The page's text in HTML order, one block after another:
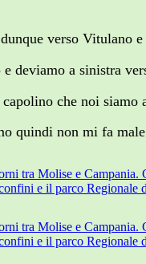
verso Vitulano
deviamo a sinistra
che noi
quindi non mi fa